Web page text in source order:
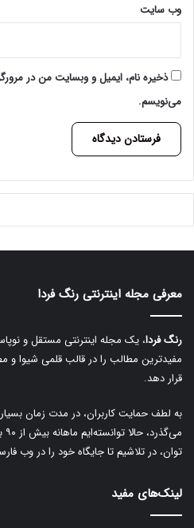
وب‌ سایت
ذخیره نام، ایمیل و وبسایت من در
می‌نویسم.
l
t
e
n
a
t
i
e
:
معرفی مجله اینترنتی رنگ فردا
رنگ فردا، یک مجله اینترنتی مستقل و
مفیدترین مطالب را در قالب قلمی شیوا و
قرار دهد.
به لطف حمایت کاربران، در مدت زمان
توان، در تلاشیم تا جایگاه خود را در وب
لینک‌های مفید